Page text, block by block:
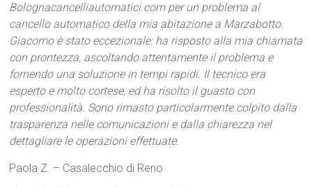
Bolognacancelliautomatici.com per un problema al
cancello automatico della mia abitazione a Marzabotto.
Giacomo è stato eccezionale: ha risposto alla mia chiamata
con prontezza, ascoltando attentamente il problema e
fornendo una soluzione in tempi rapidi. Il tecnico era
esperto e molto cortese, ed ha risolto il guasto con
professionalità. Sono rimasto particolarmente colpito dalla
trasparenza nelle comunicazioni e dalla chiarezza nel
dettagliare le operazioni effettuate.
Paola Z. – Casalecchio di Reno